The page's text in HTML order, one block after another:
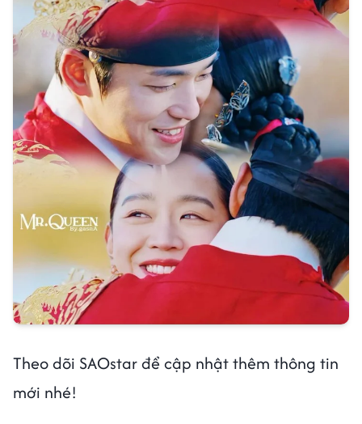
Theo dõi SAOstar để cập nhật thêm thông tin
mới nhé!